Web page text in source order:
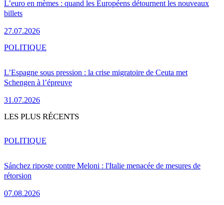
L’euro en mèmes : quand les Européens détournent les nouveaux
billets
27.07.2026
L’Espagne sous pression : la crise migratoire de Ceuta met
Schengen à l’épreuve
31.07.2026
POLITIQUE
LES PLUS RÉCENTS
Sánchez riposte contre Meloni : l'Italie menacée de mesures de
rétorsion
07.08.2026
POLITIQUE